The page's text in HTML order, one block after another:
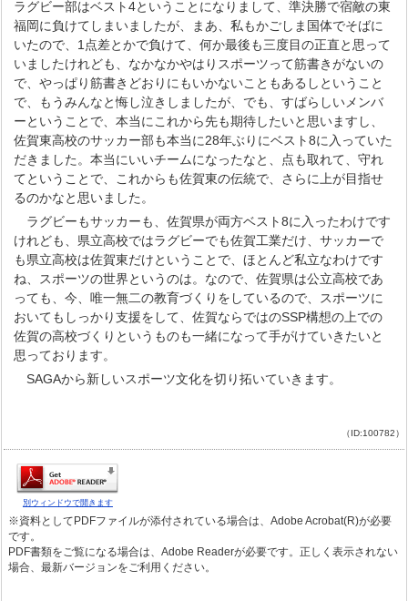
ラグビー部はベスト4ということになりまして、準決勝で宿敵の東
福岡に負けてしまいましたが、まあ、私もかごしま国体でそばに
いたので、1点差とかで負けて、何か最後も三度目の正直と思って
いましたけれども、なかなかやはりスポーツって筋書きがないの
で、やっぱり筋書きどおりにもいかないこともあるしということ
で、もうみんなと悔し泣きしましたが、でも、すばらしいメンバ
ーということで、本当にこれから先も期待したいと思いますし、
佐賀東高校のサッカー部も本当に28年ぶりにベスト8に入っていた
だきました。本当にいいチームになったなと、点も取れて、守れ
てということで、これからも佐賀東の伝統で、さらに上が目指せ
るのかなと思いました。
ラグビーもサッカーも、佐賀県が両方ベスト8に入ったわけです
けれども、県立高校ではラグビーでも佐賀工業だけ、サッカーで
も県立高校は佐賀東だけということで、ほとんど私立なわけです
ね、スポーツの世界というのは。なので、佐賀県は公立高校であ
っても、今、唯一無二の教育づくりをしているので、スポーツに
おいてもしっかり支援をして、佐賀ならではのSSP構想の上での
佐賀の高校づくりというものも一緒になって手がけていきたいと
思っております。
SAGAから新しいスポーツ文化を切り拓いていきます。
（ID:100782）
別ウィンドウで開きます
※資料としてPDFファイルが添付されている場合は、Adobe Acrobat(R)が必要
です。
PDF書類をご覧になる場合は、Adobe Readerが必要です。正しく表示されない
場合、最新バージョンをご利用ください。